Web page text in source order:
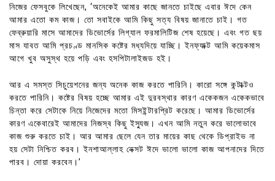
নিজের ফেসবুকে লিখেছেন, ‘অনেকেই আমার কাছে জানতে চাইছে এবার ঈদে কেন
আমার এতো কম কাজ। তো সবাইকে আমি কিছু সত্য বিষয় জানাতে চাই। গত
ফেব্রুয়ারি মাসে আমাদের ডিভোর্সের লিগ্যাল ফরমালিটিজ শেষ হয়েছে। এবং গত ছয়
মাস যাবত আমি প্রচণ্ড মানসিক কষ্টের মধ্যদিয়ে যাচ্ছি। ইনফ্যাক্ট আমি কয়েকমাস
আগে খুব অসুস্থ হয়ে পড়ি এবং হসপিটালাইজড হই।
আর এ সমস্ত সিচুয়েশনের জন্য অনেক কাজ করতে পারিনি। কারো সঙ্গে কন্টাক্টও
করতে পারিনি। কষ্টের বিষয় হচ্ছে আমার এই দুরবস্থার কারণ একেকজন একেকভাবে
চিন্তা করে সেটাকে নিয়ে নিজেদের মতো মিসইন্টারপ্রিট করেছে। আমার ডিভোর্সের
কারণ একেবারেই আমাদের নিজস্ব কিছু ইস্যুজ। এখন আমি নতুন করে ভালোভাবে
কাজ শুরু করতে চাই। আর আমার ছেলে যেন তার মায়ের কাছ থেকে ডিপ্রাইভ না
হয় সেটা নিশ্চিত করব। ইনশাআল্লাহ নেক্সট ঈদে ভালো ভালো কাজ আপনাদের দিতে
পারব। দোয়া করবেন।’